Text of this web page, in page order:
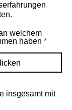
welchem
haben
insgesamt mit